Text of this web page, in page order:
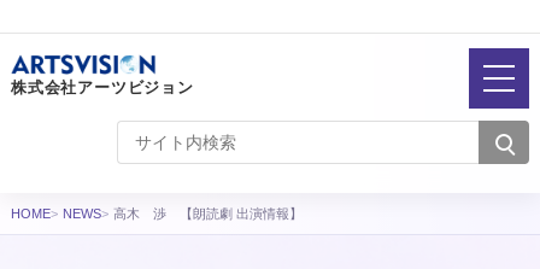
株式会社アーツビジョン
HOME NEWS 高木 渉 【朗読劇 出演情報】